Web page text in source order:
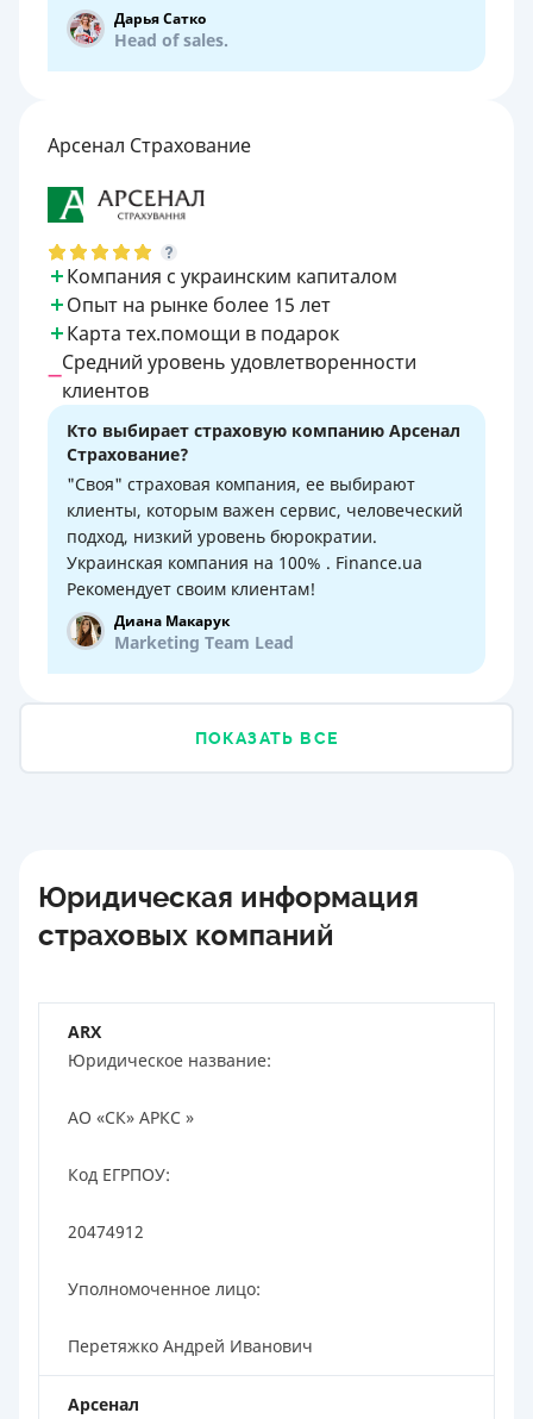
Дарья Сатко
Head of sales.
Арсенал Страхование
Компания с украинским капиталом
Опыт на рынке более 15 лет
Карта тех.помощи в подарок
Средний уровень удовлетворенности
клиентов
Кто выбирает страховую компанию Арсенал
Страхование?
"Своя" страховая компания, ее выбирают
клиенты, которым важен сервис, человеческий
подход, низкий уровень бюрократии.
Украинская компания на 100% . Finance.ua
Рекомендует своим клиентам!
Диана Макарук
Marketing Team Lead
ПОКАЗАТЬ ВСЕ
Юридическая информация
страховых компаний
ARX
Юридическое название:
АО «СК» АРКС »
Код ЕГРПОУ:
20474912
Уполномоченное лицо:
Перетяжко Андрей Иванович
Арсенал